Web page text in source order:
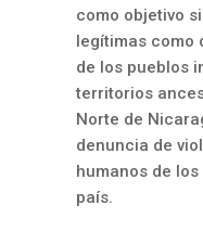
como objetivo
legítimas como
de los pueblos
territorios
Norte de
denuncia de
humanos de
país.